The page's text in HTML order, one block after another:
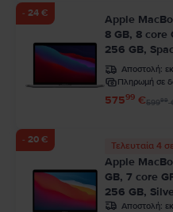
- 24 €
Apple
8 GB, 8 core
256 GB,
Αποστολή:
Πληρωμή σε
57599 €59999
- 20 €
Τελευταία 4
Apple
GB, 7 core
256 GB,
Αποστολή: